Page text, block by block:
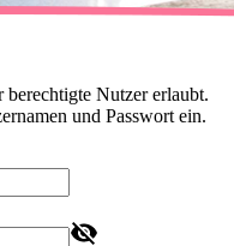
Nutzer erlaubt.
und Passwort ein.